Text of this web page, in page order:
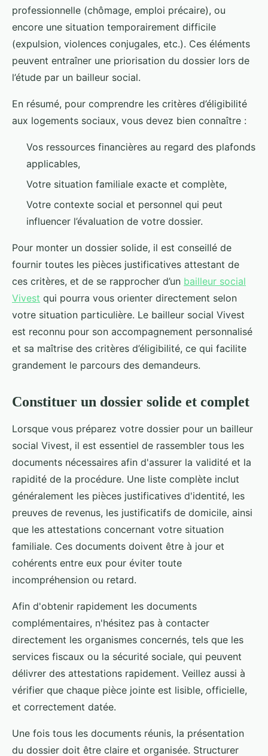
professionnelle (chômage, emploi précaire), ou
encore une situation temporairement difficile
(expulsion, violences conjugales, etc.). Ces éléments
peuvent entraîner une priorisation du dossier lors de
l’étude par un bailleur social.
En résumé, pour comprendre les critères d’éligibilité
aux logements sociaux, vous devez bien connaître :
Vos ressources financières au regard des plafonds
applicables,
Votre situation familiale exacte et complète,
Votre contexte social et personnel qui peut
influencer l’évaluation de votre dossier.
Pour monter un dossier solide, il est conseillé de
fournir toutes les pièces justificatives attestant de
ces critères, et de se rapprocher d’un bailleur social
Vivest qui pourra vous orienter directement selon
votre situation particulière. Le bailleur social Vivest
est reconnu pour son accompagnement personnalisé
et sa maîtrise des critères d’éligibilité, ce qui facilite
grandement le parcours des demandeurs.
Constituer un dossier solide et complet
Lorsque vous préparez votre dossier pour un bailleur
social Vivest, il est essentiel de rassembler tous les
documents nécessaires afin d'assurer la validité et la
rapidité de la procédure. Une liste complète inclut
généralement les pièces justificatives d'identité, les
preuves de revenus, les justificatifs de domicile, ainsi
que les attestations concernant votre situation
familiale. Ces documents doivent être à jour et
cohérents entre eux pour éviter toute
incompréhension ou retard.
Afin d'obtenir rapidement les documents
complémentaires, n'hésitez pas à contacter
directement les organismes concernés, tels que les
services fiscaux ou la sécurité sociale, qui peuvent
délivrer des attestations rapidement. Veillez aussi à
vérifier que chaque pièce jointe est lisible, officielle,
et correctement datée.
Une fois tous les documents réunis, la présentation
du dossier doit être claire et organisée. Structurer